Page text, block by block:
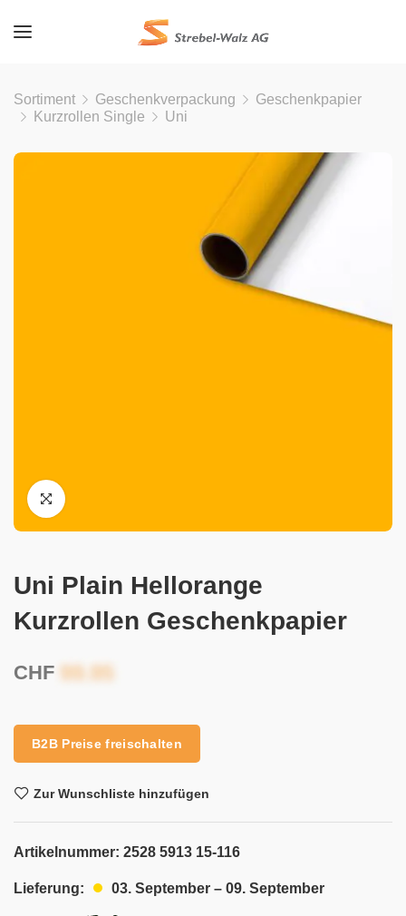
Sortiment Geschenkverpackung
Geschenkpapier
Kurzrollen Single
Uni
Uni Plain Hellorange
Kurzrollen Geschenkpapier
CHF
B2B Preise freischalten
Zur Wunschliste hinzufügen
Artikelnummer: 2528 5913 15-116
Lieferung: 03. September – 09. September